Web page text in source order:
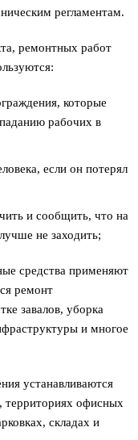
регламентам.
ремонтных работ
которые
рабочих в
если он потерял
и сообщить, что на
не заходить;
средства применяют
ремонт
завалов, уборка
и многое
устанавливаются
территориях офисных
складах и